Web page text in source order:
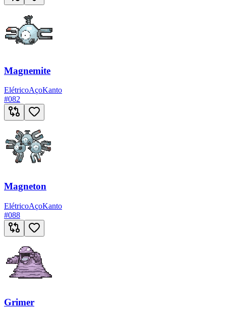
Magnemite
ElétricoAçoKanto
#082
Magneton
ElétricoAçoKanto
#088
Grimer